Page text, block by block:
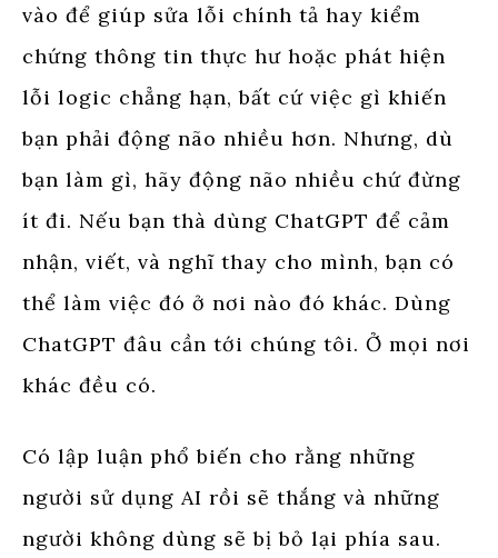
vào để giúp sửa lỗi chính tả hay kiểm
chứng thông tin thực hư hoặc phát hiện
lỗi logic chẳng hạn, bất cứ việc gì khiến
bạn phải động não nhiều hơn. Nhưng, dù
bạn làm gì, hãy động não nhiều chứ đừng
ít đi. Nếu bạn thà dùng ChatGPT để cảm
nhận, viết, và nghĩ thay cho mình, bạn có
thể làm việc đó ở nơi nào đó khác. Dùng
ChatGPT đâu cần tới chúng tôi. Ở mọi nơi
khác đều có.
Có lập luận phổ biến cho rằng những
người sử dụng AI rồi sẽ thắng và những
người không dùng sẽ bị bỏ lại phía sau.